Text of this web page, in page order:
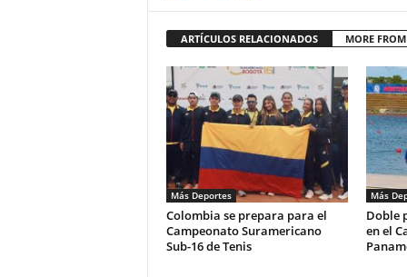
ARTÍCULOS RELACIONADOS MORE
Más Deportes
Colombia se prepara para el
Campeonato Suramericano
Sub-16 de Tenis
Más
Doble
en el